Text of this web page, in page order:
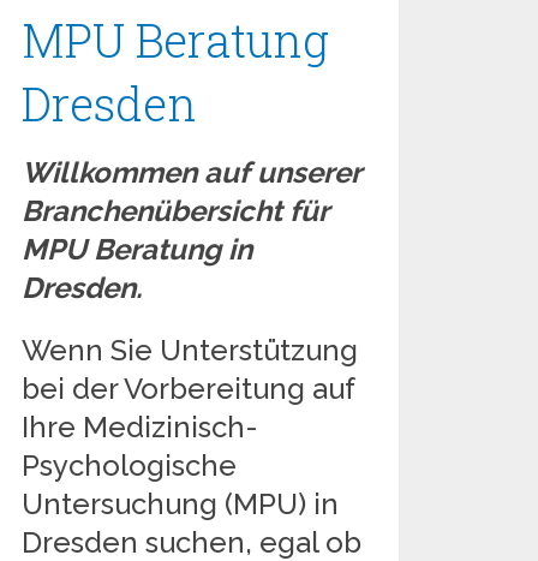
MPU Beratung
Dresden
Willkommen auf unserer
Branchenübersicht für
MPU Beratung in
Dresden.
Wenn Sie Unterstützung
bei der Vorbereitung auf
Ihre Medizinisch-
Psychologische
Untersuchung (MPU) in
Dresden suchen, egal ob